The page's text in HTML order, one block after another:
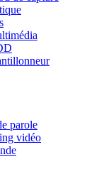
parole
vidéo